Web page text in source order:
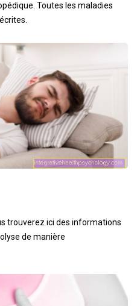
Toutes les maladies
trouverez ici des informations
de manière